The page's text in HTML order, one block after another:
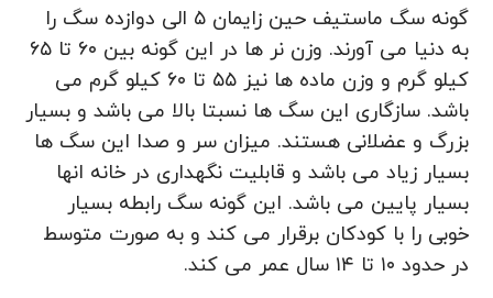
گونه سگ ماستیف حین زایمان ۵ الی دوازده سگ را
به دنیا می آورند. وزن نر ها در این گونه بین ۶۰ تا ۶۵
کیلو گرم و وزن ماده ها نیز ۵۵ تا ۶۰ کیلو گرم می
باشد. سازگاری این سگ ها نسبتا بالا می باشد و بسیار
بزرگ و عضلانی هستند. میزان سر و صدا این سگ ها
بسیار زیاد می باشد و قابلیت نگهداری در خانه انها
بسیار پایین می باشد. این گونه سگ رابطه بسیار
خوبی را با کودکان برقرار می کند و به صورت متوسط
در حدود ۱۰ تا ۱۴ سال عمر می کند.